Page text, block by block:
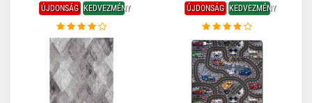
ÚJDONSÁG KEDVEZMÉNY ÚJDONSÁG KEDVEZMÉNY